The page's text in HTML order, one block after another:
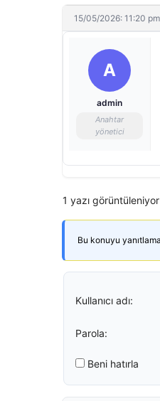
15/05/2026: 11:20 pm
A
admin
Anahtar
yönetici
1 yazı
Bu konuyu
Kullanıcı adı:
Parola:
Beni hatırla